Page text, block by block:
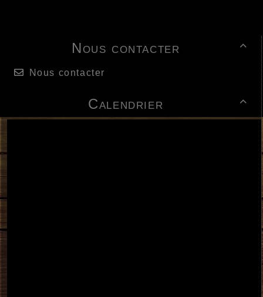

Nous contacter
Nous contacter

Calendrier